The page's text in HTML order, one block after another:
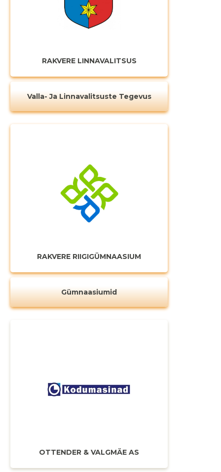
RAKVERE LINNAVALITSUS
Valla- Ja Linnavalitsuste Tegevus
RAKVERE RIIGIGÜMNAASIUM
Gümnaasiumid
OTTENDER & VALGMÄE AS